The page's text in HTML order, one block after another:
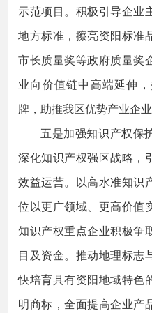
示范项目。积极引导企业
地方标准，擦亮资阳标准
市长质量奖等政府质量奖
业向价值链中高端延伸
牌，助推我区优势产业企
五是加强知识产权保
深化知识产权强区战略，
效益运营。以高水准知识
位以更广领域、更高价值
知识产权重点企业积极争
目及资金。推动地理标志
快培育具有资阳地域特色
明商标，全面提高企业产